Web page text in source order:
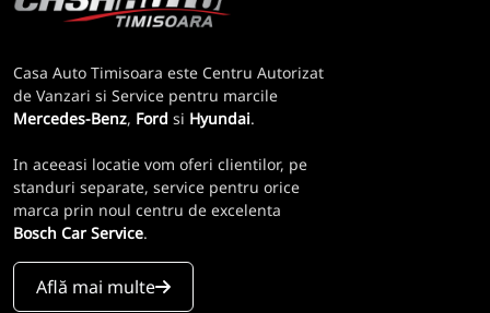
Casa Auto Timisoara este Centru Autorizat
de Vanzari si Service pentru marcile
Mercedes-Benz, Ford si Hyundai.
In aceeasi locatie vom oferi clientilor, pe
standuri separate, service pentru orice
marca prin noul centru de excelenta
Bosch Car Service.
Află mai multe